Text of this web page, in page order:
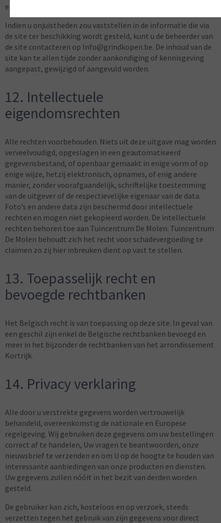
en/of beslissingen die gebaseerd zijn op bedoelde informatie.
Indien u onjuistheden zou vaststellen in de informatie die via
de site ter beschikking wordt gesteld, kunt u de beheerder van
de site contacteren op I nfo@grindkopen.be. De inhoud van de
site kan te allen tijde zonder aankondiging of kennisgeving
aangepast, gewijzigd of aangevuld worden.
12. Intellectuele
eigendomsrechten
Alle rechten voorbehouden. Niets uit deze uitgave mag worden
verveelvoudigd, opgeslagen in een geautomatiseerd
gegevensbestand, of openbaar gemaakt in enige vorm of op
enige wijze, hetzij elektronisch, opnames, of enig andere
manier, zonder voorafgaandelijk, schriftelijke toestemming
van de uitgever of de respectievelijke eigenaar van de data.
Foto’s en andere data zijn beschermd door intellectuele
rechten en mogen niet gekopieerd worden. De intellectuele
rechten behoren toe aan Tuincentrum De Molen. Tuincentrum
De Molen behoudt zich het recht voor schadevergoeding te
claimen zo zij hier inbreuken dient op vast te stellen.
13. Toepasselijk recht en
bevoegde rechtbanken
Het Belgisch recht is van toepassing op deze site. In geval van
een geschil zijn enkel de Belgische rechtbanken bevoegd en
meer in het bijzonder de rechtbanken van het arrondissement
Kortrijk.
14. Privacy verklaring
Alle door u verstrekte gegevens worden vertrouwelijk
behandeld, overeenkomstig de nationale en Europese
regelgeving. Wij gebruiken deze gegevens om uw bestellingen
correct af te handelen, Uw vragen te beantwoorden, onze
nieuwsbrief te verzenden en om U op de hoogte te houden van
interessante aanbiedingen van onze producten en diensten.
Uw gegevens zullen nóóit in het bezit van derden worden
gesteld.
De gebruiker kan zich, kosteloos en op verzoek, steeds
verzetten tegen het gebruik van zijn gegevens voor direct